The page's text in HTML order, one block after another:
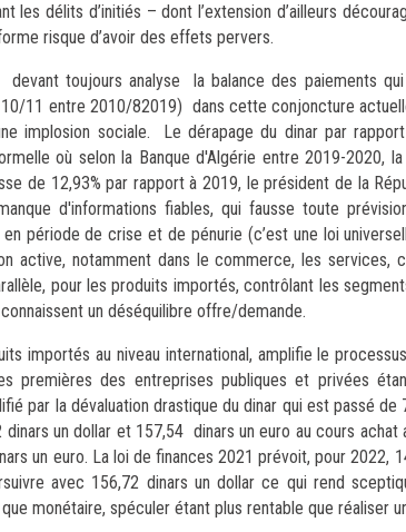
délits d’initiés – dont l’extension d’ailleurs
risque d’avoir des effets pervers.
toujours analyse la balance des paiements
11 entre 2010/82019) dans cette conjoncture
implosion sociale. Le dérapage du dinar par
où selon la Banque d'Algérie entre 2019-2020,
de 12,93% par rapport à 2019, le président de la
d'informations fiables, qui fausse toute
période de crise et de pénurie (c’est une loi
notamment dans le commerce, les services,
pour les produits importés, contrôlant les
un déséquilibre offre/demande.
importés au niveau international, amplifie le
des entreprises publiques et privées
par la dévaluation drastique du dinar qui est passé de
un dollar et 157,54 dinars un euro au cours achat
un euro. La loi de finances 2021 prévoit, pour 2022,
avec 156,72 dinars un dollar ce qui rend
monétaire, spéculer étant plus rentable que réaliser